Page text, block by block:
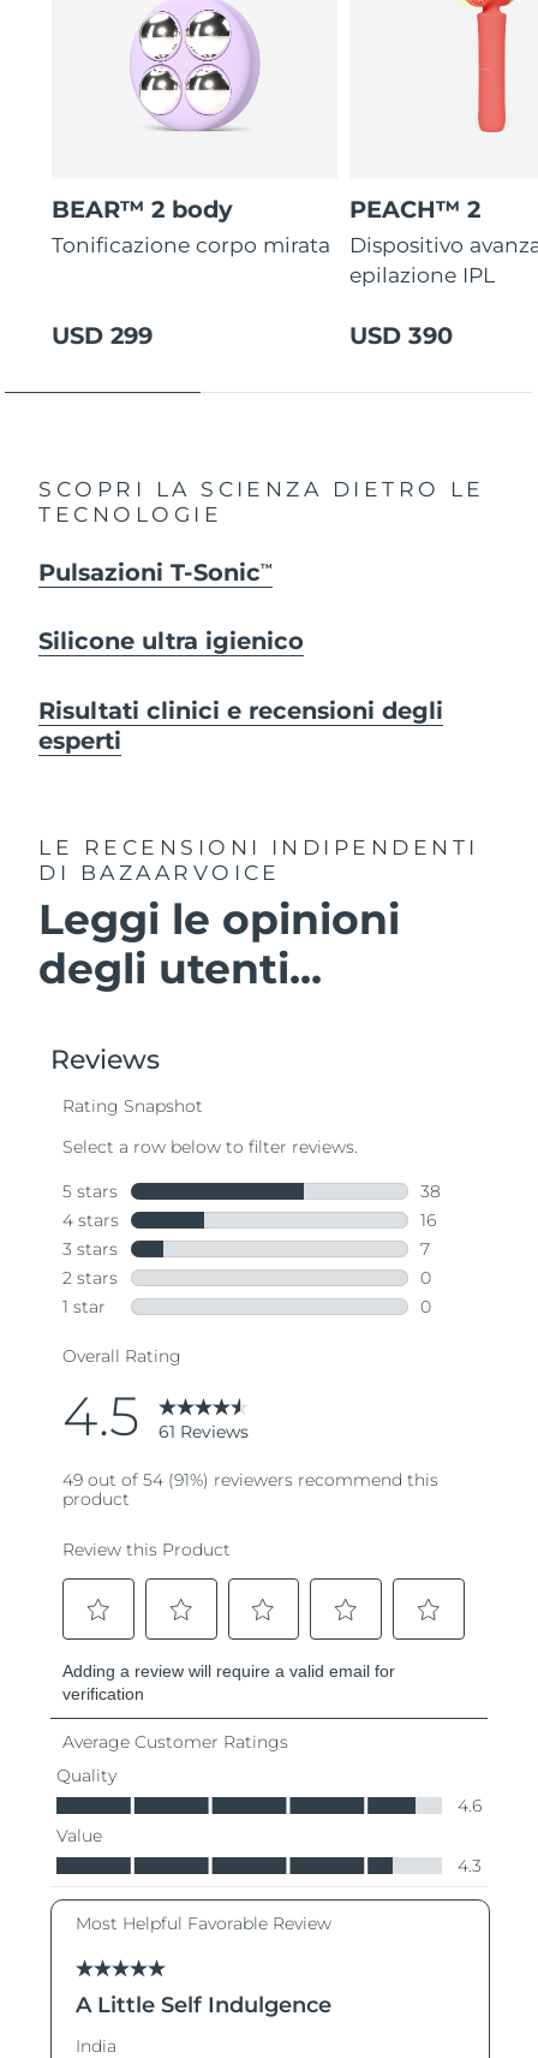
BEAR™ 2 body
Tonificazione corpo mirata
USD 299
PEACH™ 2
Dispositivo
epilazione IPL
USD 390
SCOPRI LA SCIENZA DIETRO LE
TECNOLOGIE
Pulsazioni T-SonicTM
Silicone ultra igienico
Risultati clinici e recensioni degli
esperti
LE RECENSIONI INDIPENDENTI
DI BAZAARVOICE
Leggi le opinioni
degli utenti...